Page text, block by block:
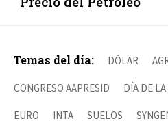
Temas del día: DÓLAR
CONGRESO AAPRESID DÍA DE
EURO INTA SUELOS